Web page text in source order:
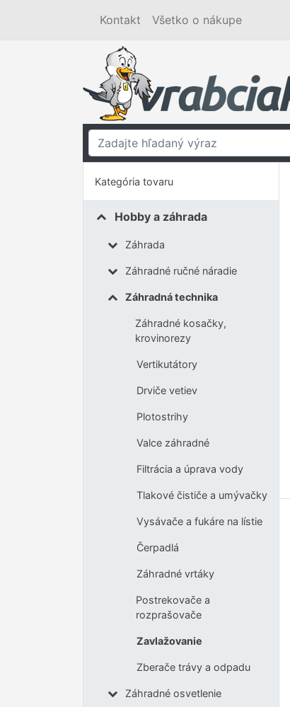
Kontakt Všetko o nákupe
Kategória tovaru
Hobby a záhrada
Záhrada
Záhradné ručné náradie
Záhradná technika
Záhradné kosačky,
krovinorezy
Vertikutátory
Drviče vetiev
Plotostrihy
Valce záhradné
Filtrácia a úprava vody
Tlakové čističe a umývačky
Vysávače a fukáre na lístie
Čerpadlá
Záhradné vrtáky
Postrekovače a
rozprašovače
Zavlažovanie
Zberače trávy a odpadu
Záhradné osvetlenie